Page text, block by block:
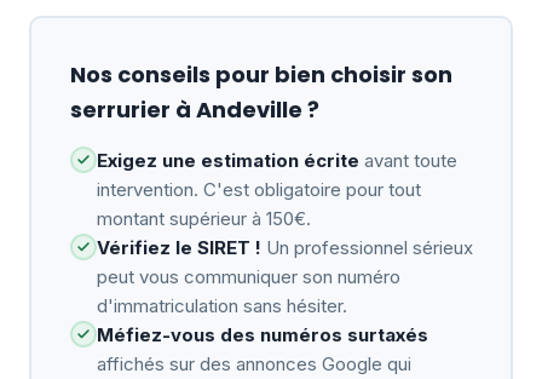
Nos conseils pour bien choisir son
serrurier à Andeville ?
Exigez une estimation écrite avant toute
intervention. C'est obligatoire pour tout
montant supérieur à 150€.
Vérifiez le SIRET ! Un professionnel sérieux
peut vous communiquer son numéro
d'immatriculation sans hésiter.
Méfiez-vous des numéros surtaxés
affichés sur des annonces Google qui